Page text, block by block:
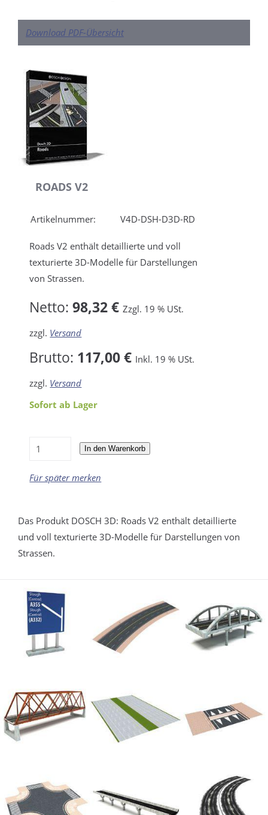
Download PDF-Übersicht
ROADS V2
Artikelnummer: V4D-DSH-D3D-RD
Roads V2 enthält detaillierte und voll
texturierte 3D-Modelle für Darstellungen
von Strassen.
Netto:98,32 € Zzgl. 19 % USt.
zzgl. Versand
Brutto: 117,00 € Inkl. 19 % USt.
zzgl. Versand
Sofort ab Lager
In den Warenkorb
Für später merken
Das Produkt DOSCH 3D: Roads V2 enthält detaillierte
und voll texturierte 3D-Modelle für Darstellungen von
Strassen.